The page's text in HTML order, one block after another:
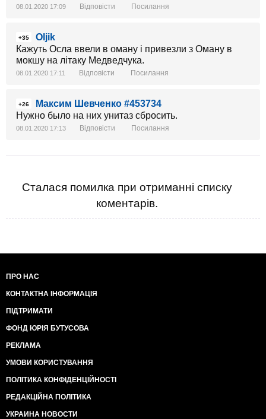
08.01.2020 17:09 Відповісти Посилання
+35
Oljik
Кажуть Осла ввели в оману і привезли з Оману в
мокшу на літаку Медведчука.
08.01.2020 17:11 Відповісти Посилання
+26
Максим Шевченко #453734
Нужно было на них унитаз сбросить.
08.01.2020 17:13 Відповісти Посилання
Сталася помилка при отриманні списку
коментарів.
ПРО НАС
КОНТАКТНА ІНФОРМАЦІЯ
ПІДТРИМАТИ
ФОНД ЮРІЯ БУТУСОВА
РЕКЛАМА
УМОВИ КОРИСТУВАННЯ
ПОЛІТИКА КОНФІДЕНЦІЙНОСТІ
РЕДАКЦІЙНА ПОЛІТИКА
УКРАИНА НОВОСТИ